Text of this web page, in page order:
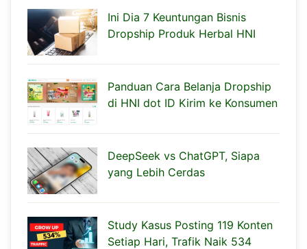
Ini Dia 7 Keuntungan Bisnis
Dropship Produk Herbal HNI
Panduan Cara Belanja Dropship
di HNI dot ID Kirim ke Konsumen
DeepSeek vs ChatGPT, Siapa
yang Lebih Cerdas
Study Kasus Posting 119 Konten
Setiap Hari, Trafik Naik 534